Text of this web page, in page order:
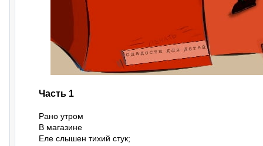
Часть 1
Рано утром
В магазине
Еле слышен тихий стук;